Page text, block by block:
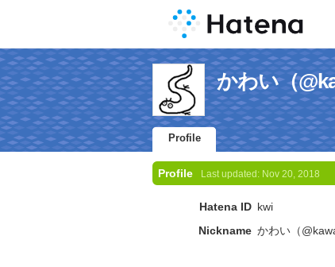
かわい（
Profile
Profile Last updated: Nov 20, 2018
Hatena ID kwi
Nickname かわい（